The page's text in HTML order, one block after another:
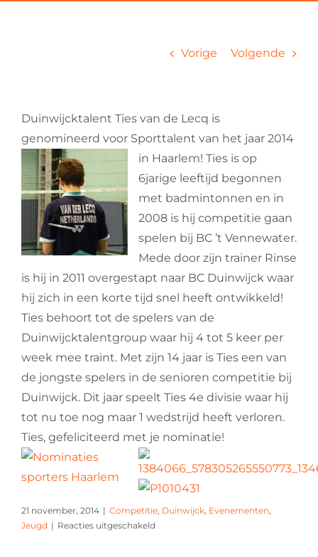
Vorige Volgende
Duinwijcktalent Ties van de Lecq is
genomineerd voor Sporttalent van het jaar 2014
in Haarlem! Ties is op
6jarige leeftijd begonnen
met badmintonnen en in
2008 is hij competitie gaan
spelen bij BC ’t Vennewater.
Mede door zijn trainer Rinse
is hij in 2011 overgestapt naar BC Duinwijck waar
hij zich in een korte tijd snel heeft ontwikkeld!
Ties behoort tot de spelers van de
Duinwijcktalentgroup waar hij 4 tot 5 keer per
week mee traint. Met zijn 14 jaar is Ties een van
de jongste spelers in de senioren competitie bij
Duinwijck. Dit jaar speelt Ties 4e divisie waar hij
tot nu toe nog maar 1 wedstrijd heeft verloren.
Ties, gefeliciteerd met je nominatie!
21 november, 2014 | Competitie, Duinwijck, Evenementen,
Jeugd | Reacties uitgeschakeld